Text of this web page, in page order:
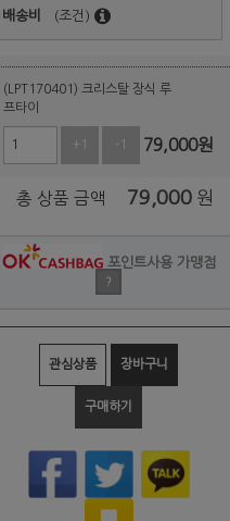
배송비 (조건)
(LPT170401) 크리스탈 장식 루
프타이
+1 -1 79,000원
총 상품 금액 79,000 원
포인트사용 가맹점
?
관심상품 장바구니
구매하기